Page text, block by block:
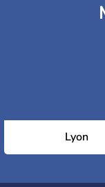
Lyon